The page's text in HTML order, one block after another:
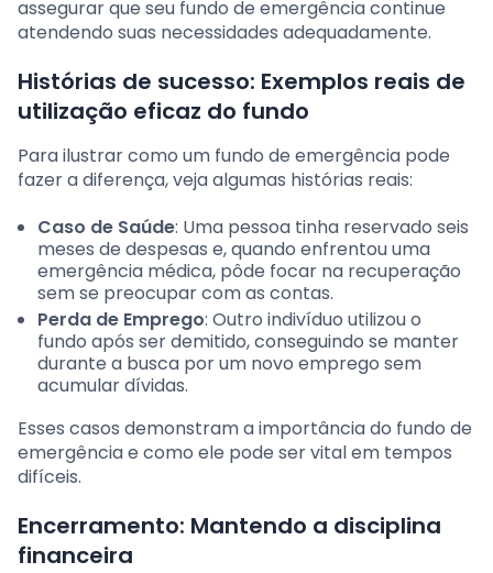
assegurar que seu fundo de emergência continue
atendendo suas necessidades adequadamente.
Histórias de sucesso: Exemplos reais de
utilização eficaz do fundo
Para ilustrar como um fundo de emergência pode
fazer a diferença, veja algumas histórias reais:
Caso de Saúde: Uma pessoa tinha reservado seis
meses de despesas e, quando enfrentou uma
emergência médica, pôde focar na recuperação
sem se preocupar com as contas.
Perda de Emprego: Outro indivíduo utilizou o
fundo após ser demitido, conseguindo se manter
durante a busca por um novo emprego sem
acumular dívidas.
Esses casos demonstram a importância do fundo de
emergência e como ele pode ser vital em tempos
difíceis.
Encerramento: Mantendo a disciplina
financeira